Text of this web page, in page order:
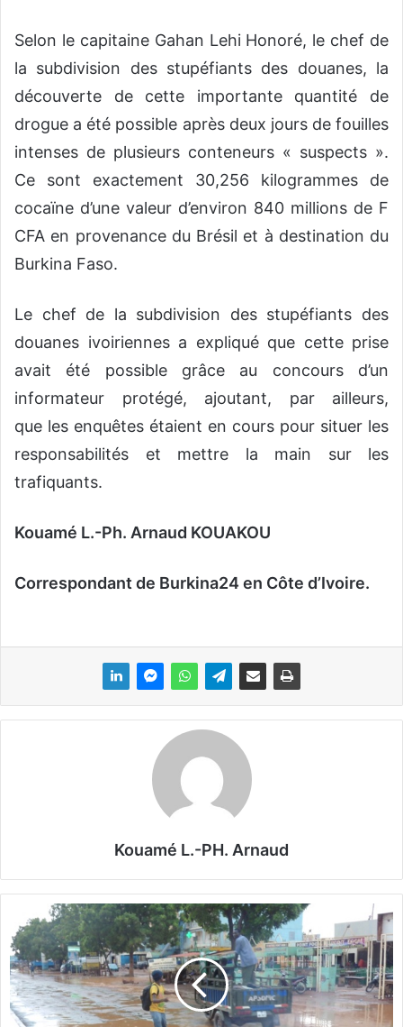
Selon le capitaine Gahan Lehi Honoré, le chef de
la subdivision des stupéfiants des douanes, la
découverte de cette importante quantité de
drogue a été possible après deux jours de fouilles
intenses de plusieurs conteneurs « suspects ».
Ce sont exactement 30,256 kilogrammes de
cocaïne d’une valeur d’environ 840 millions de F
CFA en provenance du Brésil et à destination du
Burkina Faso.
Le chef de la subdivision des stupéfiants des
douanes ivoiriennes a expliqué que cette prise
avait été possible grâce au concours d’un
informateur protégé, ajoutant, par ailleurs,
que les enquêtes étaient en cours pour situer les
responsabilités et mettre la main sur les
trafiquants.
Kouamé L.-Ph. Arnaud KOUAKOU
Correspondant de Burkina24 en Côte d’Ivoire.
Kouamé L.-PH. Arnaud
e
g
a
r
d